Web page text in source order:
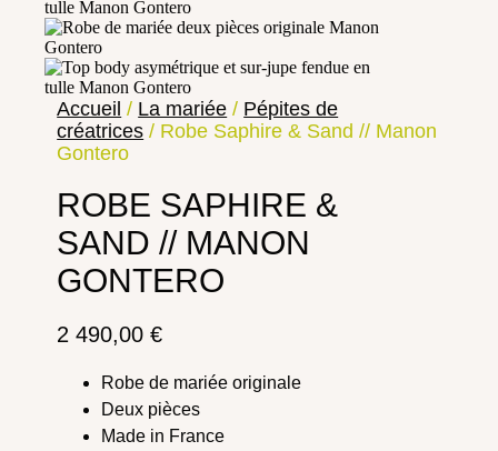
Accueil / La mariée / Pépites de
créatrices / Robe Saphire & Sand // Manon
Gontero
ROBE SAPHIRE &
SAND // MANON
GONTERO
2 490,00€
Robe de mariée originale
Deux pièces
Made in France